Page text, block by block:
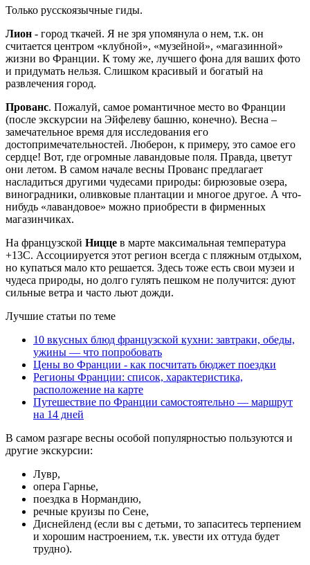
Только русскоязычные гиды.
Лион - город ткачей. Я не зря упомянула о нем, т.к. он
считается центром «клубной», «музейной», «магазинной»
жизни во Франции. К тому же, лучшего фона для ваших фото
и придумать нельзя. Слишком красивый и богатый на
развлечения город.
Прованс. Пожалуй, самое романтичное место во Франции
(после экскурсии на Эйфелеву башню, конечно). Весна –
замечательное время для исследования его
достопримечательностей. Люберон, к примеру, это самое его
сердце! Вот, где огромные лавандовые поля. Правда, цветут
они летом. В самом начале весны Прованс предлагает
насладиться другими чудесами природы: бирюзовые озера,
виноградники, оливковые плантации и многое другое. А что-
нибудь «лавандовое» можно приобрести в фирменных
магазинчиках.
На французской Ницце в марте максимальная температура
+13С. Ассоциируется этот регион всегда с пляжным отдыхом,
но купаться мало кто решается. Здесь тоже есть свои музеи и
чудеса природы, но долго гулять пешком не получится: дуют
сильные ветра и часто льют дожди.
Лучшие статьи по теме
10 вкусных блюд французской кухни: завтраки, обеды,
ужины — что попробовать
Цены во Франции - как посчитать бюджет поездки
Регионы Франции: список, характеристика,
расположение на карте
Путешествие по Франции самостоятельно — маршрут
на 14 дней
В самом разгаре весны особой популярностью пользуются и
другие экскурсии:
Лувр,
опера Гарнье,
поездка в Нормандию,
речные круизы по Сене,
Диснейленд (если вы с детьми, то запаситесь терпением
и хорошим настроением, т.к. увести их оттуда будет
трудно).